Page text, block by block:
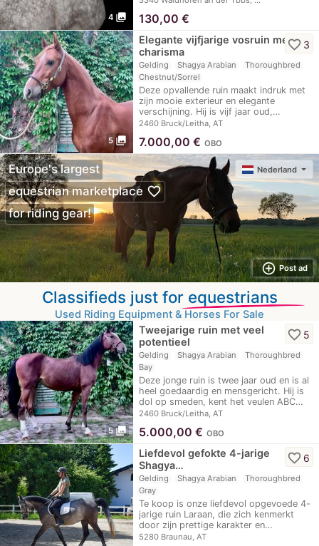
4 photo_library 130,00 €
5 photo_library
Elegante vijfjarige vosruin met
charisma
Gelding Shagya Arabian
Thoroughbred
Chestnut/Sorrel
Deze opvallende ruin maakt indruk met
zijn mooie exterieur en elegante
verschijning. Hij is vijf jaar oud,…
2460 Bruck/Leitha, AT
favorite_border 3
7.000,00 € OBO
Nederland
Europe's largest
equestrian marketplace favorite_border
for riding gear!
add_circle_outline Post ad
Classifieds just for equestrians
Used Riding Equipment & Horses For Sale
5 photo_library
Tweejarige ruin met veel
potentieel
Gelding Shagya Arabian
Thoroughbred
Bay
Deze jonge ruin is twee jaar oud en is al
heel goedaardig en mensgericht. Hij is
dol op smeden, kent het veulen ABC…
2460 Bruck/Leitha, AT
favorite_border 5
5.000,00 € OBO
Liefdevol gefokte 4-jarige
Shagya…
Gelding Shagya Arabian
Thoroughbred
Gray
Te koop is onze liefdevol opgevoede 4-
jarige ruin Laraan, die zich kenmerkt
door zijn prettige karakter en…
5280 Braunau, AT
favorite_border 6